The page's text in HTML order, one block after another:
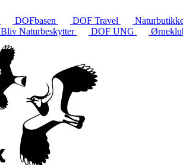
DOFbasen DOF Travel
Bliv Naturbeskytter DOF UNG